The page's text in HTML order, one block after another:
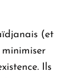
(et
Ils